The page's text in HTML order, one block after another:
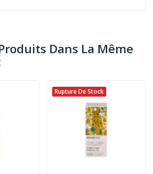
Dans La Même
Rupture De Stock